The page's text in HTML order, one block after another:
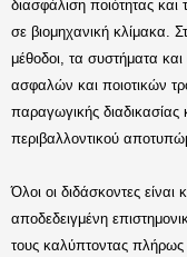
διασφάλιση ποιότητας
σε βιομηχανική κλίμακα.
μέθοδοι, τα συστήματα
ασφαλών και ποιοτικών
παραγωγικής διαδικασίας
περιβαλλοντικού
Όλοι οι διδάσκοντες είναι
αποδεδειγμένη
τους καλύπτοντας